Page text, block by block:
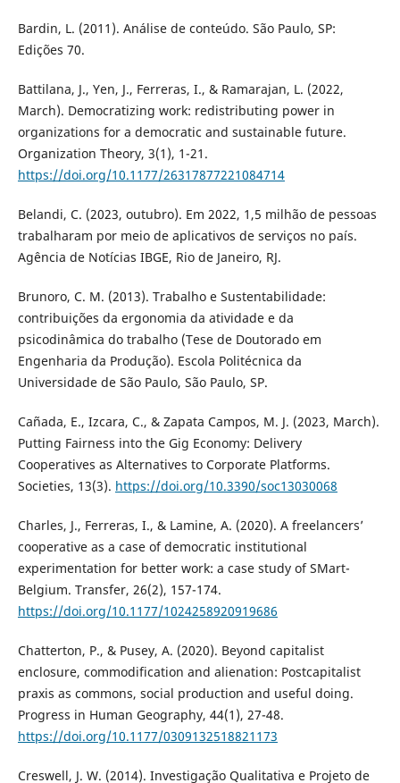
Bardin, L. (2011). Análise de conteúdo. São Paulo, SP:
Edições 70.
Battilana, J., Yen, J., Ferreras, I., & Ramarajan, L. (2022,
March). Democratizing work: redistributing power in
organizations for a democratic and sustainable future.
Organization Theory, 3(1), 1-21.
https://doi.org/10.1177/26317877221084714
Belandi, C. (2023, outubro). Em 2022, 1,5 milhão de pessoas
trabalharam por meio de aplicativos de serviços no país.
Agência de Notícias IBGE, Rio de Janeiro, RJ.
Brunoro, C. M. (2013). Trabalho e Sustentabilidade:
contribuições da ergonomia da atividade e da
psicodinâmica do trabalho (Tese de Doutorado em
Engenharia da Produção). Escola Politécnica da
Universidade de São Paulo, São Paulo, SP.
Cañada, E., Izcara, C., & Zapata Campos, M. J. (2023, March).
Putting Fairness into the Gig Economy: Delivery
Cooperatives as Alternatives to Corporate Platforms.
Societies, 13(3). https://doi.org/10.3390/soc13030068
Charles, J., Ferreras, I., & Lamine, A. (2020). A freelancers’
cooperative as a case of democratic institutional
experimentation for better work: a case study of SMart-
Belgium. Transfer, 26(2), 157-174.
https://doi.org/10.1177/1024258920919686
Chatterton, P., & Pusey, A. (2020). Beyond capitalist
enclosure, commodification and alienation: Postcapitalist
praxis as commons, social production and useful doing.
Progress in Human Geography, 44(1), 27-48.
https://doi.org/10.1177/0309132518821173
Creswell, J. W. (2014). Investigação Qualitativa e Projeto de